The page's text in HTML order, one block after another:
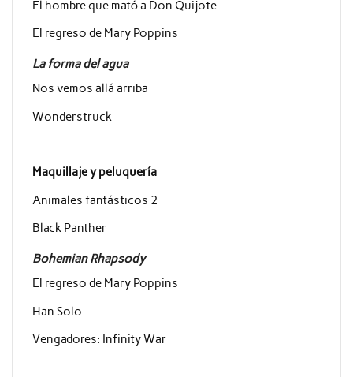
El hombre que mató a Don Quijote
El regreso de Mary Poppins
La forma del agua
Nos vemos allá arriba
Wonderstruck
Maquillaje y peluquería
Animales fantásticos 2
Black Panther
Bohemian Rhapsody
El regreso de Mary Poppins
Han Solo
Vengadores: Infinity War